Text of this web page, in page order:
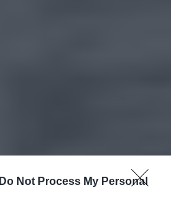
Do Not Process My Personal